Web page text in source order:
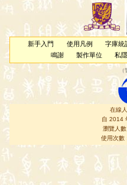
新手入門 使用凡例 字庫統
鳴謝
製作單位 私
（
在線
自 2014
瀏覽人
使用次數